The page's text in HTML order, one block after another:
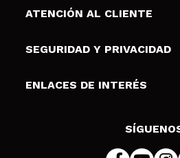
Sobre nosotros
Tarjetas de Regalo
ATENCIÓN AL CLIENTE
Envíos y devoluciones
Formas de pago
SEGURIDAD Y PRIVACIDAD
Terminos y condiciones de
Política de cookies
ENLACES DE INTERÉS